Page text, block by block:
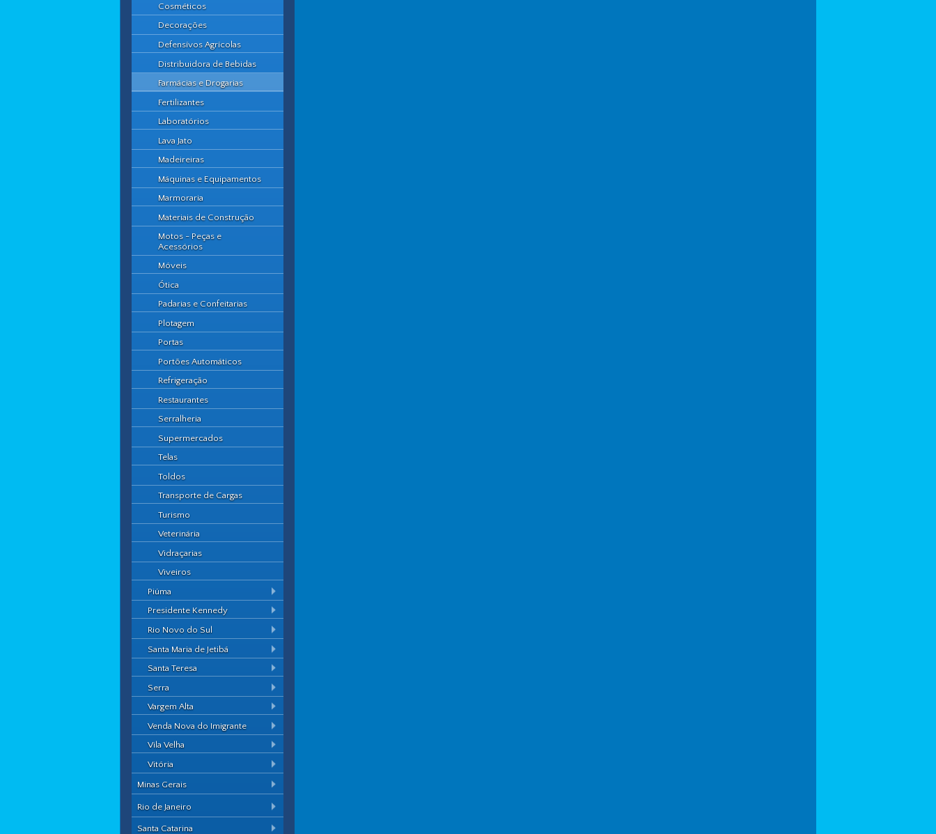
Cosméticos
Decorações
Defensívos Agrícolas
Distribuidora de Bebidas
Farmácias e Drogarias
Fertilizantes
Laboratórios
Lava Jato
Madeireiras
Máquinas e Equipamentos
Marmoraria
Materiais de Construção
Motos - Peças e
Acessórios
Móveis
Ótica
Padarias e Confeitarias
Plotagem
Portas
Portões Automáticos
Refrigeração
Restaurantes
Serralheria
Supermercados
Telas
Toldos
Transporte de Cargas
Turismo
Veterinária
Vidraçarias
Viveiros
Piúma
Presidente Kennedy
Rio Novo do Sul
Santa Maria de Jetibá
Santa Teresa
Serra
Vargem Alta
Venda Nova do Imigrante
Vila Velha
Vitória
Minas Gerais
Rio de Janeiro
Santa Catarina